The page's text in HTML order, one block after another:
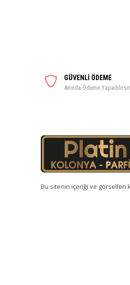
GÜVENLİ ÖDEME
Anında Ödeme
Bu sitenin içeriği ve görselleri